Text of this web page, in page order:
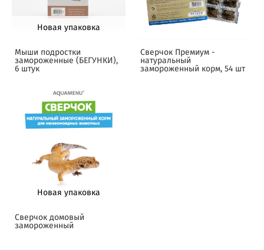
Новая упаковка
Мыши подростки
замороженные (БЕГУНКИ),
6 штук
Сверчок Премиум -
натуральный
замороженный корм, 54 шт
Новая упаковка
Сверчок домовый
замороженный